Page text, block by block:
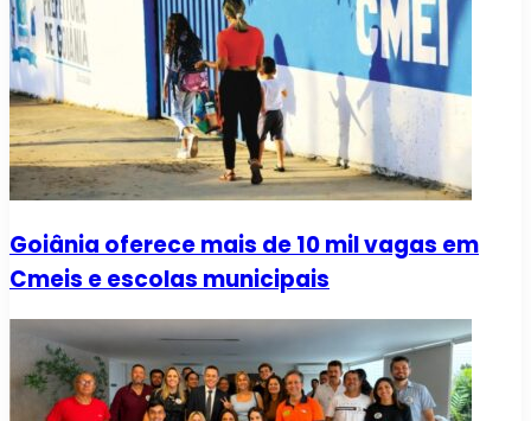
Goiânia oferece mais de 10 mil vagas em
Cmeis e escolas municipais